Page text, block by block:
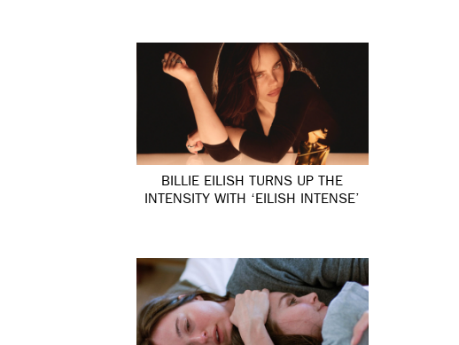
BILLIE EILISH TURNS UP THE
INTENSITY WITH ‘EILISH INTENSE’